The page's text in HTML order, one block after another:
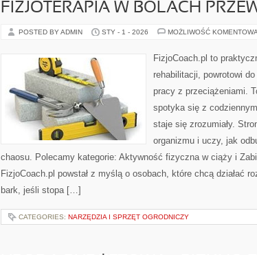
FIZJOTERAPIA W BÓLACH
POSTED BY ADMIN STY - 1 - 2026 MOŻLIWOŚĆ
FizjoCoach.pl to
rehabilitacji, powrotowi
pracy z przeciążeniami.
spotyka się z
staje się zrozumiały.
organizmu i uczy, jak
chaosu. Polecamy kategorie: Aktywność fizyczna w ciąży i
FizjoCoach.pl powstał z myślą o osobach, które chcą działać
bark, jeśli stopa […]
CATEGORIES: NARZĘDZIA I SPRZĘT OGRODNICZY